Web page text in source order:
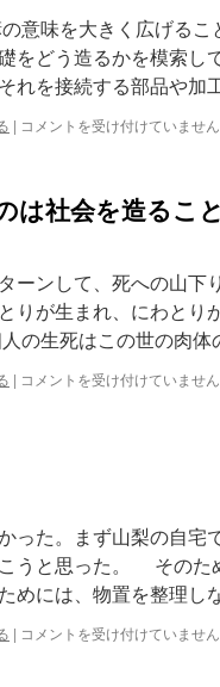
意味を大きく広げる
をどう造るかを模索し
れを接続する部品や加
| 自
も
他
歩
は
コメントを受け付けていません
は社会を造るこ
ンして、死への山下
りが生まれ、にわとり
の生死はこの世の肉体
| ス
い
う
の
社
コメントを受け付けていません
た。まず山梨の自宅
うと思った。 そのた
めには、物置を整理し
| 捨
コメントを受け付けていません